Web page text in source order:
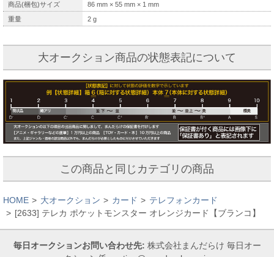
商品(梱包)サイズ 86 mm × 55 mm × 1 mm
重量
2 g
大オークション商品の状態表記について
この商品と同じカテゴリの商品
HOME 大オークション カード
テレフォンカード
[2633] テレカ ポケットモンスター オレンジカード【ブランコ】
毎日オークションお問い合わせ先: 株式会社まんだらけ 毎日オー